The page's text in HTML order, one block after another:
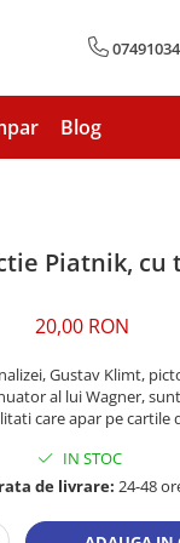
Blog
Piatnik, cu
20,00 RON
Gustav Klimt,
al lui Wagner,
care apar pe cartile
IN STOC
de livrare: 24-48